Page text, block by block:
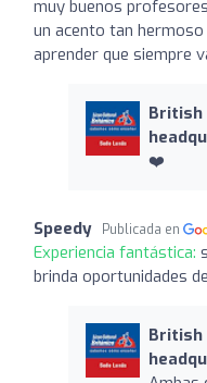
muy buenos
un acento tan
aprender que siempre
British
❤️
Speedy Publicada en
Experiencia fantástica:
brinda oportunidades
British